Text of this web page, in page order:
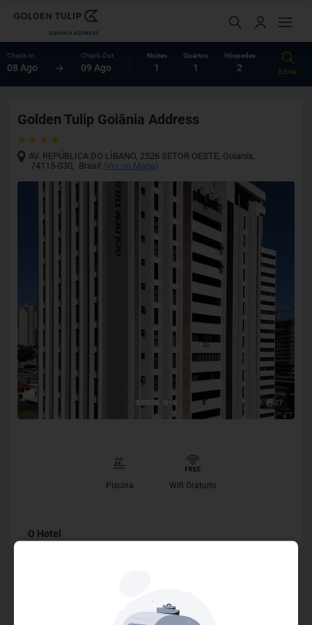
Check-In
08 Ago
Check-Out
09 Ago
Noites
1
Quartos
1
Hóspedes
2 Editar
Golden Tulip Goiânia Address
AV. REPÚBLICA DO LÍBANO, 2526 SETOR OESTE, Goiania,
74115-030, Brasil (Ver no Mapa)
27
Piscina Wifi Gratuito
O Hotel
de um flat com serviços personalizados. Situado em uma
região nobre de Goiânia, Av. República do Líbano, 2526 no